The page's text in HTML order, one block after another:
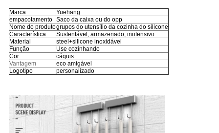
Marca
Yuehang
empacotamento Saco da caixa ou do opp
Nome do produtogrupos do utensílio da cozinha do silicone
Característica
Sustentável, armazenado, inofensivo
Material
steel+silicone inoxidável
Função
Use cozinhando
Cor
cáquis
Vantagem
eco amigável
Logotipo
personalizado